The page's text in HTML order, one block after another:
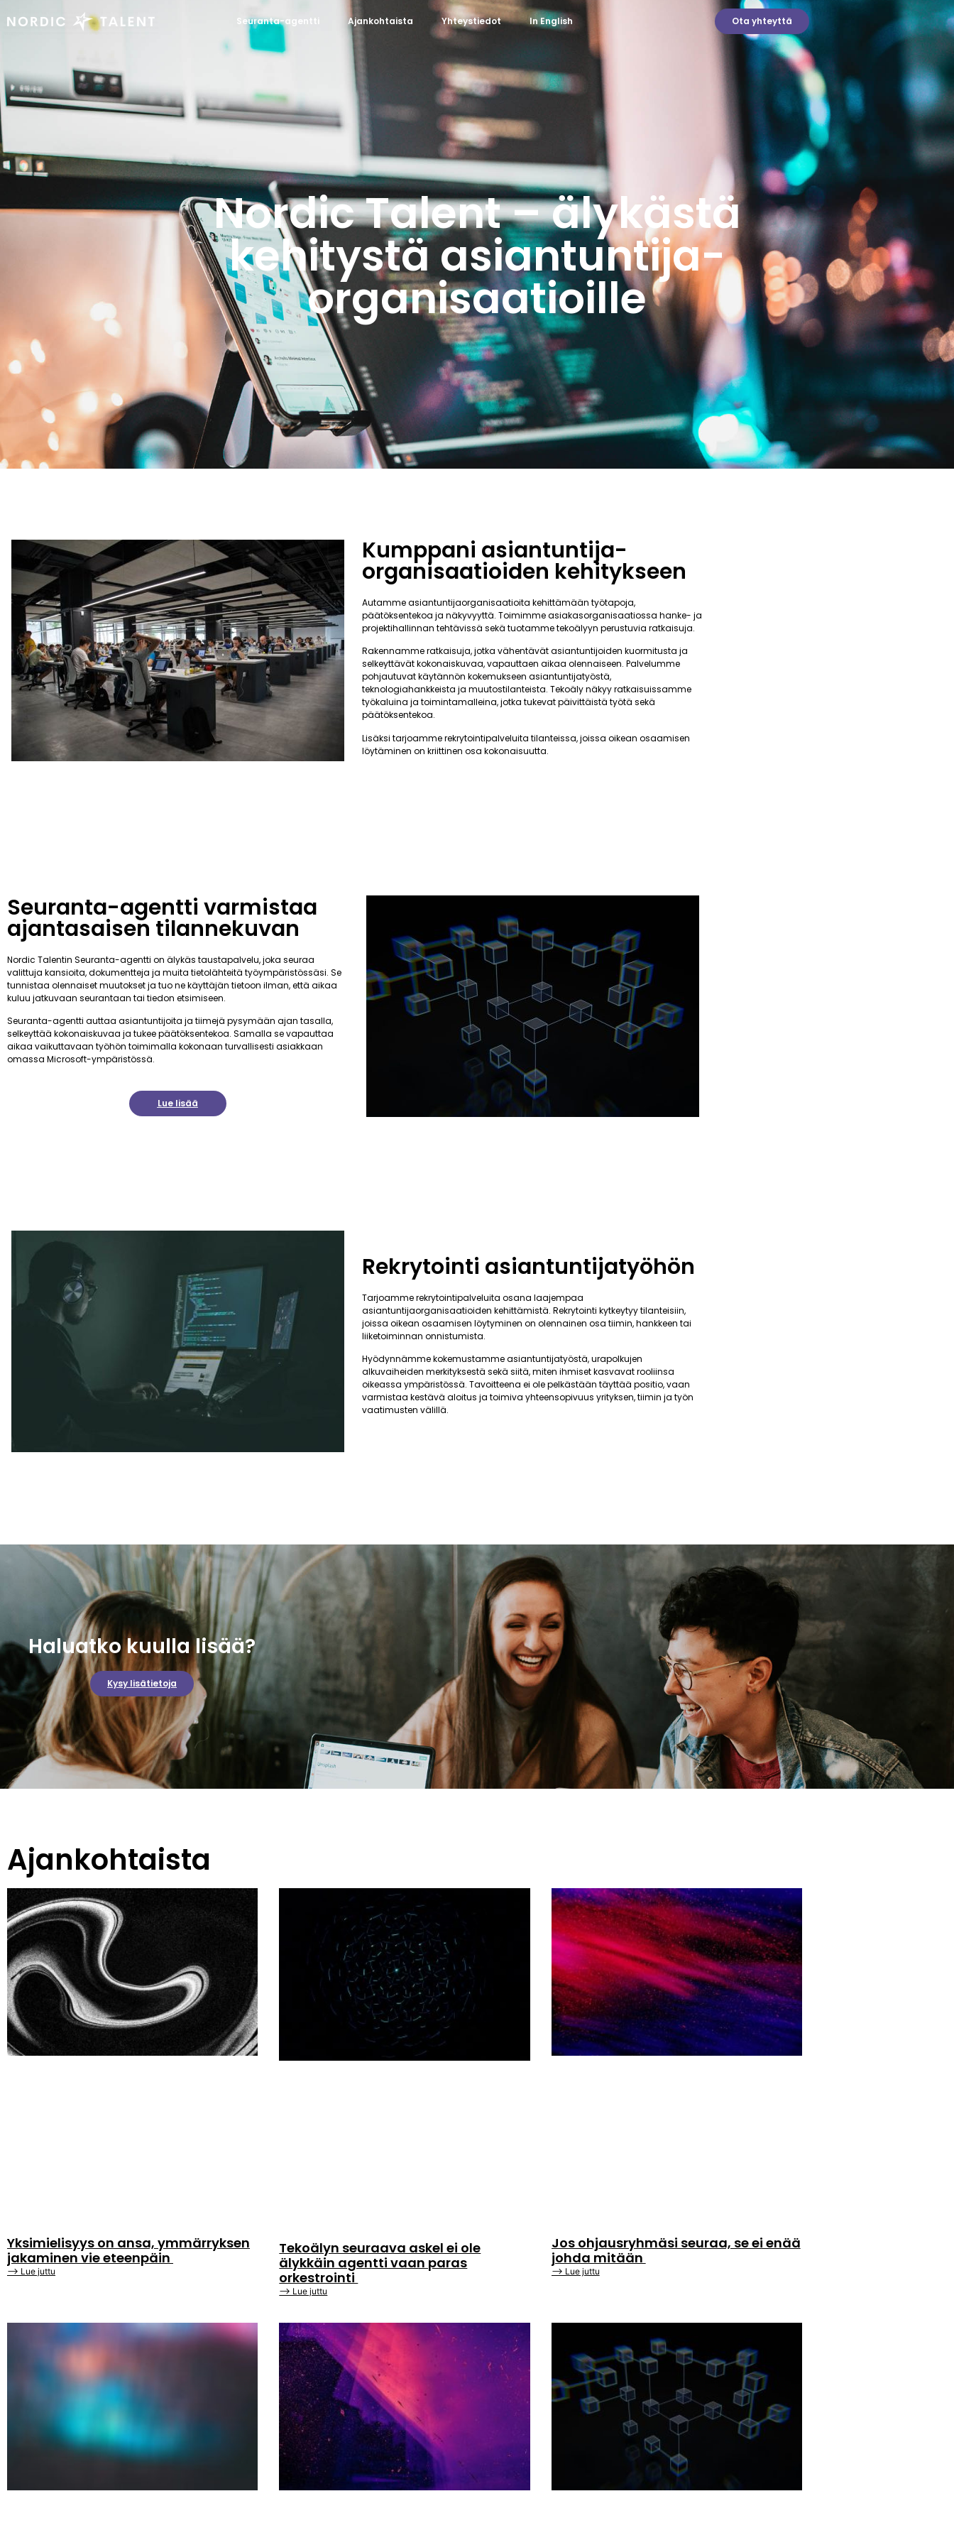
Seuranta-agentti Ajankohtaista Yhteystiedot In English Ota yhteyttä
Nordic Talent – älykästä
kehitystä asiantuntija-
organisaatioille
Kumppani asiantuntija-
organisaatioiden kehitykseen
Autamme asiantuntijaorganisaatioita kehittämään työtapoja,
päätöksentekoa ja näkyvyyttä. Toimimme asiakasorganisaatiossa hanke- ja
projektihallinnan tehtävissä sekä tuotamme tekoälyyn perustuvia ratkaisuja.
Rakennamme ratkaisuja, jotka vähentävät asiantuntijoiden kuormitusta ja
selkeyttävät kokonaiskuvaa, vapauttaen aikaa olennaiseen. Palvelumme
pohjautuvat käytännön kokemukseen asiantuntijatyöstä,
teknologiahankkeista ja muutostilanteista. Tekoäly näkyy ratkaisuissamme
työkaluina ja toimintamalleina, jotka tukevat päivittäistä työtä sekä
päätöksentekoa.
Lisäksi tarjoamme rekrytointipalveluita tilanteissa, joissa oikean osaamisen
löytäminen on kriittinen osa kokonaisuutta.
Seuranta-agentti varmistaa
ajantasaisen tilannekuvan
Nordic Talentin Seuranta-agentti on älykäs taustapalvelu, joka seuraa
valittuja kansioita, dokumentteja ja muita tietolähteitä työympäristössäsi. Se
tunnistaa olennaiset muutokset ja tuo ne käyttäjän tietoon ilman, että aikaa
kuluu jatkuvaan seurantaan tai tiedon etsimiseen.
Seuranta-agentti auttaa asiantuntijoita ja tiimejä pysymään ajan tasalla,
selkeyttää kokonaiskuvaa ja tukee päätöksentekoa. Samalla se vapauttaa
aikaa vaikuttavaan työhön toimimalla kokonaan turvallisesti asiakkaan
omassa Microsoft-ympäristössä.
Lue lisää
Rekrytointi asiantuntijatyöhön
Tarjoamme rekrytointipalveluita osana laajempaa
asiantuntijaorganisaatioiden kehittämistä. Rekrytointi kytkeytyy tilanteisiin,
joissa oikean osaamisen löytyminen on olennainen osa tiimin, hankkeen tai
liiketoiminnan onnistumista.
Hyödynnämme kokemustamme asiantuntijatyöstä, urapolkujen
alkuvaiheiden merkityksestä sekä siitä, miten ihmiset kasvavat rooliinsa
oikeassa ympäristössä. Tavoitteena ei ole pelkästään täyttää positio, vaan
varmistaa kestävä aloitus ja toimiva yhteensopivuus yrityksen, tiimin ja työn
vaatimusten välillä.
Haluatko kuulla lisää?
Kysy lisätietoja
Ajankohtaista
Yksimielisyys on ansa, ymmärryksen
jakaminen vie eteenpäin
⟶ Lue juttu
Tekoälyn seuraava askel ei ole
älykkäin agentti vaan paras
orkestrointi
⟶ Lue juttu
Jos ohjausryhmäsi seuraa, se ei enää
johda mitään
⟶ Lue juttu